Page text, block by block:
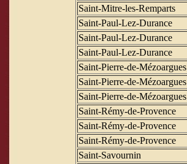
Saint-Mitre-les-Remparts
Saint-Paul-Lez-Durance
Saint-Paul-Lez-Durance
Saint-Paul-Lez-Durance
Saint-Pierre-de-Mézoargues
Saint-Pierre-de-Mézoargues
Saint-Pierre-de-Mézoargues
Saint-Rémy-de-Provence
Saint-Rémy-de-Provence
Saint-Rémy-de-Provence
Saint-Savournin